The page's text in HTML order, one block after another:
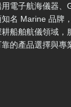
電子航海儀器、
名 Marine 品牌
船舶航儀領域，
的產品選擇與專